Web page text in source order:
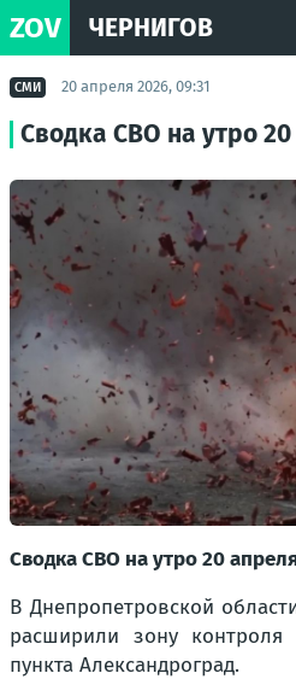
ZOV ЧЕРНИГОВ
СМИ 20 апреля 2026, 09:31
Сводка СВО на утро
Сводка СВО на утро 20
В Днепропетровской
расширили зону контроля
пункта Александроград.